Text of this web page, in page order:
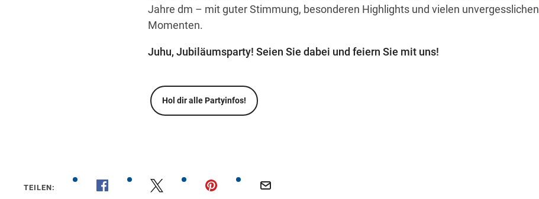
Jahre dm – mit guter Stimmung, besonderen Highlights und vielen unvergesslichen
Momenten.
Juhu, Jubiläumsparty! Seien Sie dabei und feiern Sie mit uns!
Hol dir alle Partyinfos!
TEILEN: